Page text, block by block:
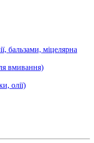
бальзами, міцелярна
вмивання)
олії)